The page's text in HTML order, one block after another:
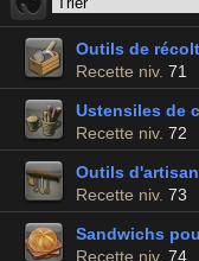
Outils de
Recette niv. 71
Ustensiles de
Recette niv. 72
Outils
Recette niv. 73
Sandwichs
Recette niv. 74